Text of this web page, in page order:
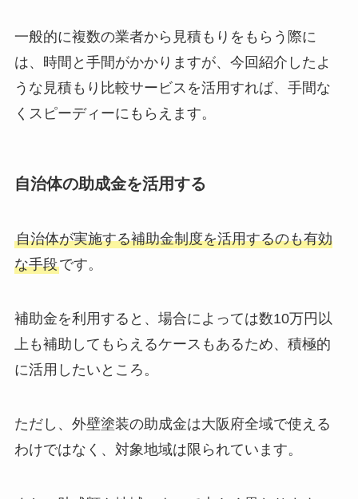
一般的に複数の業者から見積もりをもらう際に
は、時間と手間がかかりますが、今回紹介したよ
うな見積もり比較サービスを活用すれば、手間な
くスピーディーにもらえます。
自治体の助成金を活用する
自治体が実施する補助金制度を活用するのも有効
な手段です。
補助金を利用すると、場合によっては数10万円以
上も補助してもらえるケースもあるため、積極的
に活用したいところ。
ただし、外壁塗装の助成金は大阪府全域で使える
わけではなく、対象地域は限られています。